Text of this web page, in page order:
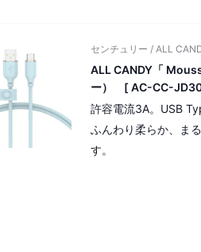
センチュリー / ALL
ALL CANDY「
ー） [ AC-CC-
許容電流3A。USB
ふんわり柔らか、ま
す。